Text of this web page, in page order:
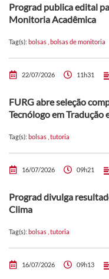
Prograd publica edital
Monitoria Acadêmica
Tag(s): bolsas bolsas de monitoria
22/07/2026 11h31
FURG abre seleção
Tecnólogo em Tradução
Tag(s): bolsas tutoria
16/07/2026 09h21
Prograd divulga
Clima
Tag(s): bolsas tutoria
16/07/2026 09h13